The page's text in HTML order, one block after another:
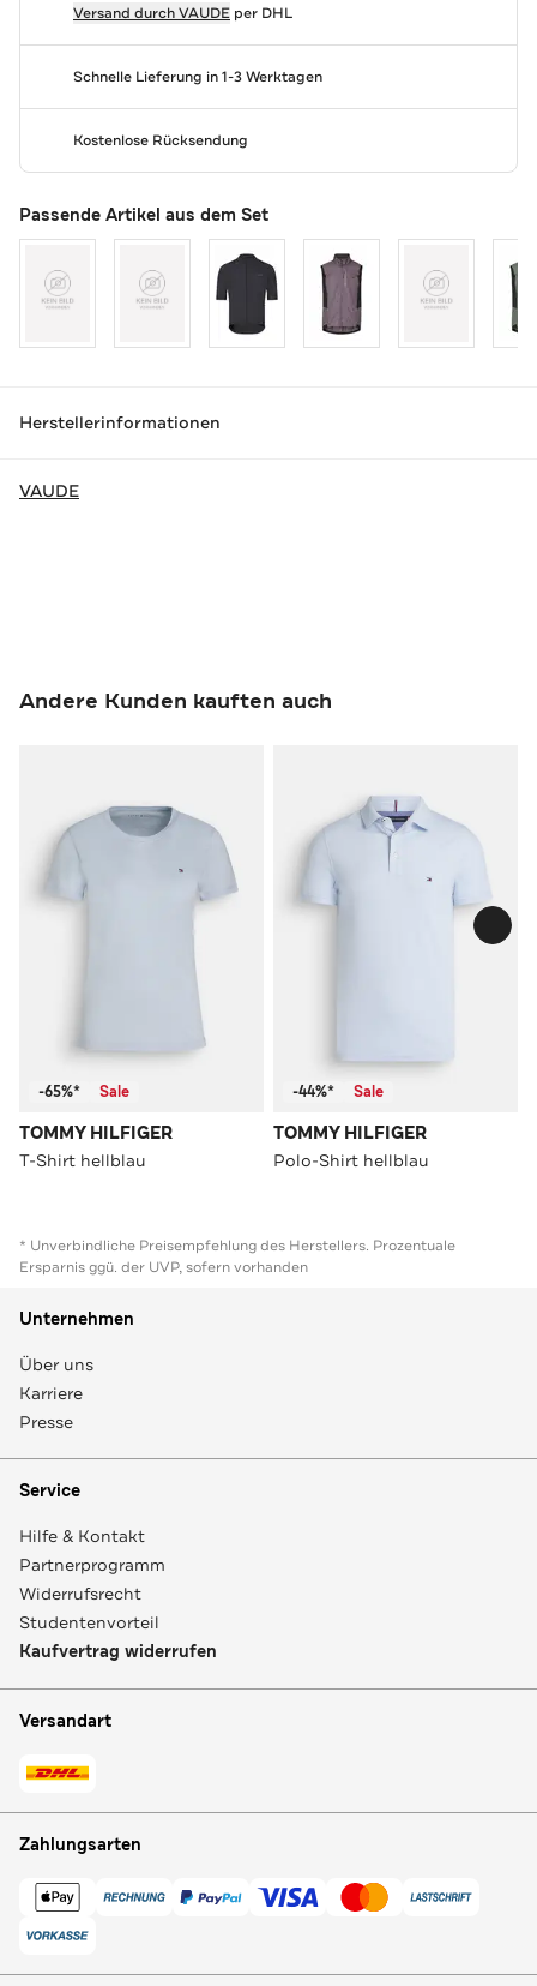
Versand durchVAUDEper DHL
Schnelle Lieferung in 1-3 Werktagen
Kostenlose Rücksendung
Passende Artikel aus dem Set
Herstellerinformationen
VAUDE
Andere Kunden kauften auch
-65%* Sale
TOMMY HILFIGER
T-Shirt hellblau
-44%* Sale
TOMMY HILFIGER
Polo-Shirt hellblau
* Unverbindliche Preisempfehlung des Herstellers. Prozentuale
Ersparnis ggü. der UVP, sofern vorhanden
Unternehmen
Über uns
Karriere
Presse
Service
Hilfe & Kontakt
Partnerprogramm
Widerrufsrecht
Studentenvorteil
Kaufvertrag widerrufen
Versandart
Zahlungsarten